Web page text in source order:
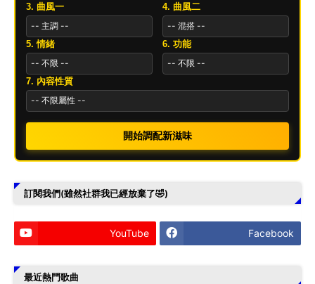
3. 曲風一 4. 曲風二
5. 情緒 6. 功能
7. 內容性質
開始調配新滋味
訂閱我們(雖然社群我已經放棄了🤣)
YouTube Facebook
最近熱門歌曲